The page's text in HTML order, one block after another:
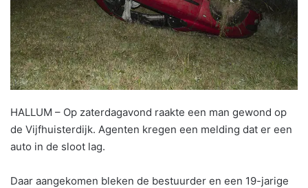
HALLUM – Op zaterdagavond raakte een man gewond op
de Vijfhuisterdijk. Agenten kregen een melding dat er een
auto in de sloot lag.
Daar aangekomen bleken de bestuurder en een 19-jarige